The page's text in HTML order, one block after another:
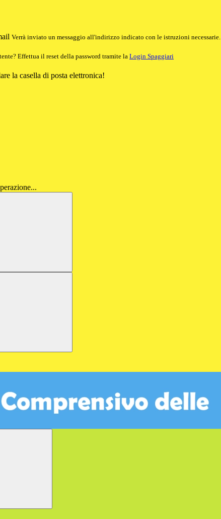
Verrà inviato un messaggio all'indirizzo indicato con le istruzioni necessarie.
Effettua il reset della password tramite la Login Spaggiari
la casella di posta elettronica!